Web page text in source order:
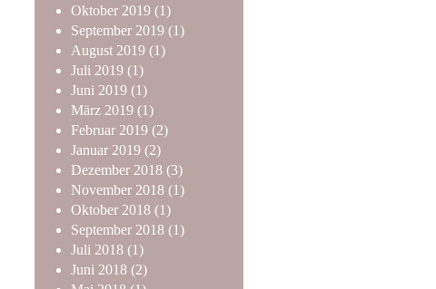
Oktober 2019 (1)
September 2019 (1)
August 2019 (1)
Juli 2019 (1)
Juni 2019 (1)
März 2019 (1)
Februar 2019 (2)
Januar 2019 (2)
Dezember 2018 (3)
November 2018 (1)
Oktober 2018 (1)
September 2018 (1)
Juli 2018 (1)
Juni 2018 (2)